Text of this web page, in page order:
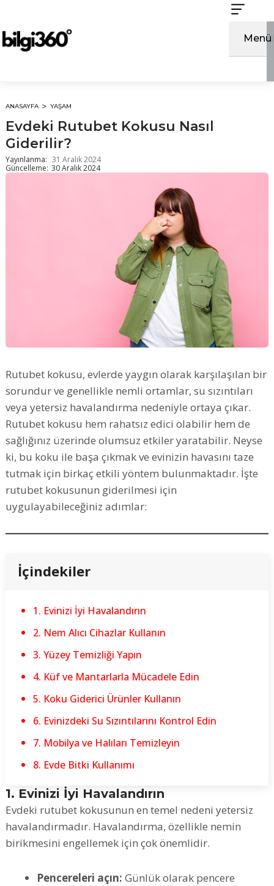
Menü
ANASAYFA YAŞAM
Evdeki Rutubet Kokusu Nasıl
Giderilir?
Yayınlanma: 31 Aralık 2024
Güncelleme: 30 Aralık 2024
Rutubet kokusu, evlerde yaygın olarak karşılaşılan bir
sorundur ve genellikle nemli ortamlar, su sızıntıları
veya yetersiz havalandırma nedeniyle ortaya çıkar.
Rutubet kokusu hem rahatsız edici olabilir hem de
sağlığınız üzerinde olumsuz etkiler yaratabilir. Neyse
ki, bu koku ile başa çıkmak ve evinizin havasını taze
tutmak için birkaç etkili yöntem bulunmaktadır. İşte
rutubet kokusunun giderilmesi için
uygulayabileceğiniz adımlar:
İçindekiler
1. Evinizi İyi Havalandırın
2. Nem Alıcı Cihazlar Kullanın
3. Yüzey Temizliği Yapın
4. Küf ve Mantarlarla Mücadele Edin
5. Koku Giderici Ürünler Kullanın
6. Evinizdeki Su Sızıntılarını Kontrol Edin
7. Mobilya ve Halıları Temizleyin
8. Evde Bitki Kullanımı
1. Evinizi İyi Havalandırın
Evdeki rutubet kokusunun en temel nedeni yetersiz
havalandırmadır. Havalandırma, özellikle nemin
birikmesini engellemek için çok önemlidir.
Pencereleri açın: Günlük olarak pencere